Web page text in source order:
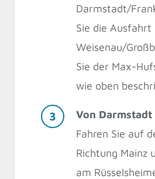
Darmstadt/
Sie die Ausfahrt
Weisenau/
Sie der Max-
wie oben
Von Darmstadt
Fahren Sie auf
Richtung Mainz
am